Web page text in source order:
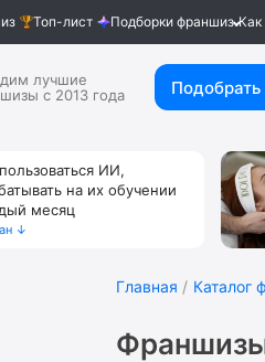
Топ-лист Подборки франшиз Как
лучшие
с 2013 года
ИИ,
на их обучении
месяц
↓
Главная Каталог